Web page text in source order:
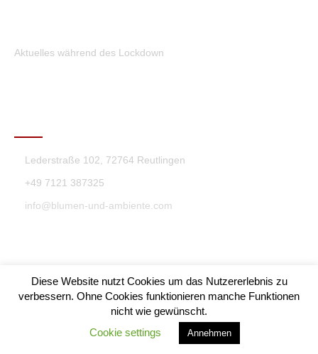
Aktuelles während des Lockdown
Lederstraße 102, 72764 Reutlingen
+49 7121 387325
info@blumen-und-ambiente.com
Blumen & Ambiente Theme By SKT Themes
Diese Website nutzt Cookies um das Nutzererlebnis zu
verbessern. Ohne Cookies funktionieren manche Funktionen
nicht wie gewünscht.
Cookie settings
Annehmen